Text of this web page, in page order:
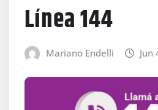
Línea 144
Mariano Endelli Jun